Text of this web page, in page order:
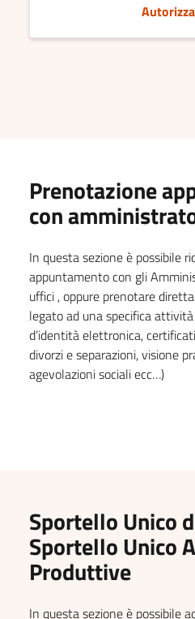
Prenotazione
con
In questa sezione è possibile
appuntamento con gli
uffici , oppure prenotare
legato ad una specifica
d’identità elettronica,
divorzi e separazioni, visione
agevolazioni sociali ecc…)
Sportello Unico
Sportello Unico
Produttive
In questa sezione è possibile